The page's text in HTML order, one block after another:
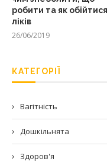
робити та як
ліків
26/06/2019
КАТЕГОРІЇ
Вагітність
Дошкільнята
Здоров'я